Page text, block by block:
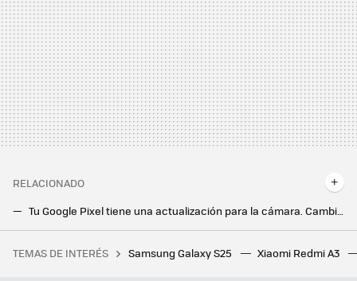
RELACIONADO
Tu Google Pixel tiene una actualización para la cámara. Cambia por completo las tomas nocturnas
Los bloqueos de LaLiga afectan hasta a quienes necesitan buscar una farmacia de guardia
TEMAS DE INTERÉS Samsung Galaxy S25 Xiaomi Redmi A3